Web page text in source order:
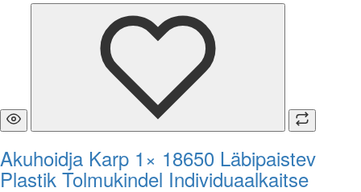
Akuhoidja Karp 1× 18650 Läbipaistev
Plastik Tolmukindel Individuaalkaitse